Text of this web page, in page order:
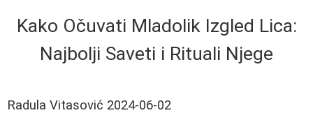
Kako Očuvati Mladolik Izgled Lica:
Najbolji Saveti i Rituali Njege
Radula Vitasović 2024-06-02